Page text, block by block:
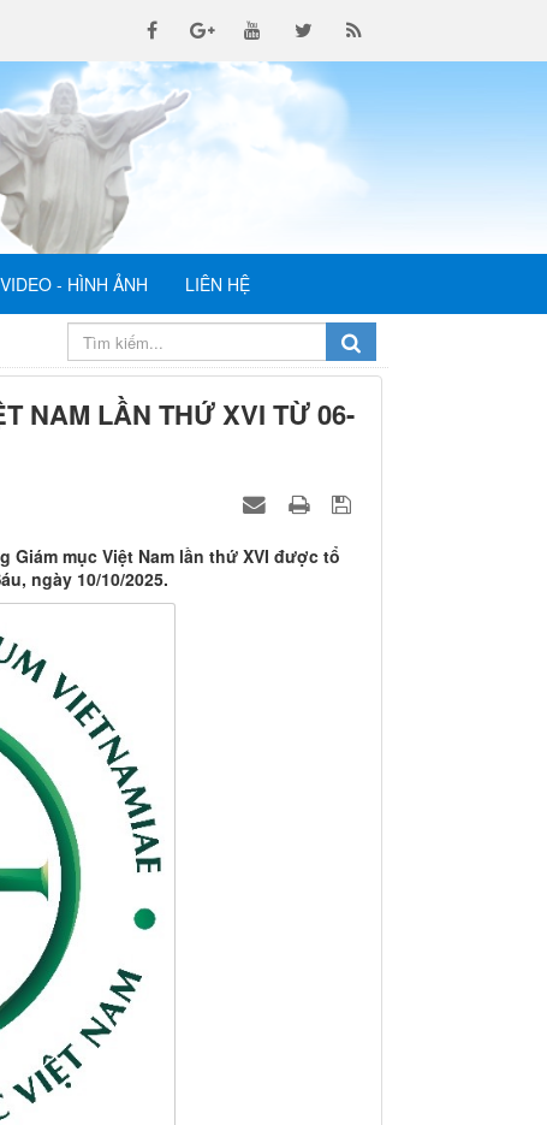
VIDEO - HÌNH ẢNH LIÊN HỆ
NAM LẦN THỨ XVI TỪ 06-
Giám mục Việt Nam lần thứ XVI được tổ
ngày 10/10/2025.